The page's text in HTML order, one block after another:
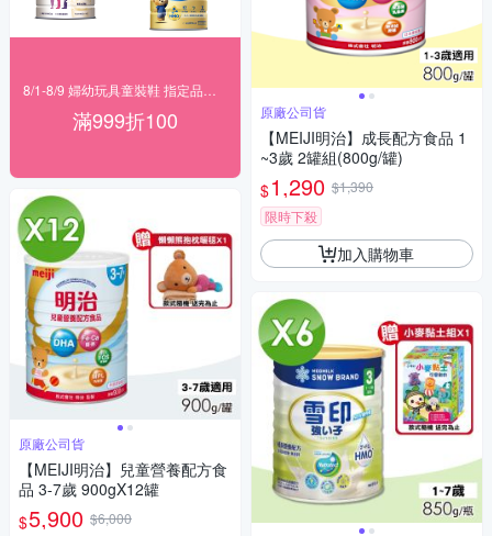
滿999折100
原廠公司貨
【MEIJI明治】兒童營養配方食
品 3-7歲 900gX12罐
$5,900 $6,000
原廠公司貨
【MEIJI明治】成長配方食品 1
~3歲 2罐組(800g/罐)
$1,290 $1,390
限時下殺
加入購物車